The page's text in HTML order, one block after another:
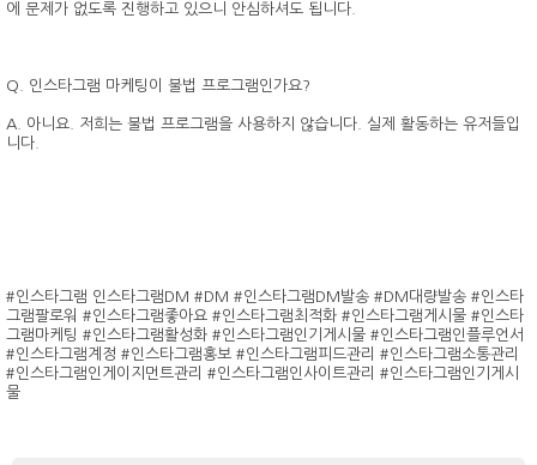
에 문제가 없도록 진행하고 있으니 안심하셔도 됩니다.
Q. 인스타그램 마케팅이 불법 프로그램인가요?
A. 아니요. 저희는 불법 프로그램을 사용하지 않습니다. 실제 활동하는 유저들입
니다.
#인스타그램 인스타그램DM #DM #인스타그램DM발송 #DM대량발송 #인스타
그램팔로워 #인스타그램좋아요 #인스타그램최적화 #인스타그램게시물 #인스타
그램마케팅 #인스타그램활성화 #인스타그램인기게시물 #인스타그램인플루언서
#인스타그램계정 #인스타그램홍보 #인스타그램피드관리 #인스타그램소통관리
#인스타그램인게이지먼트관리 #인스타그램인사이트관리 #인스타그램인기게시
물